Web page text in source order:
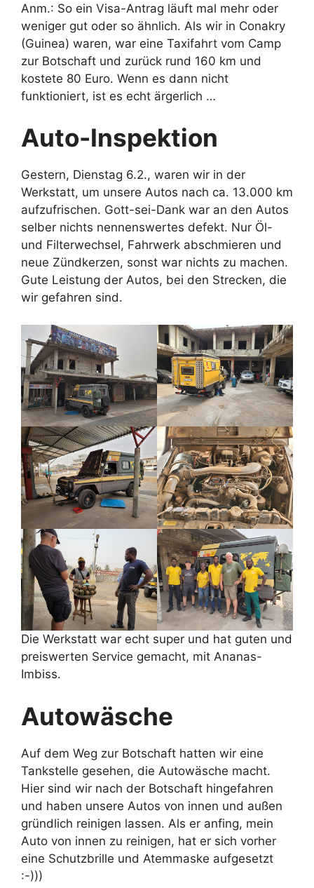
Anm.: So ein Visa-Antrag läuft mal mehr oder
weniger gut oder so ähnlich. Als wir in Conakry
(Guinea) waren, war eine Taxifahrt vom Camp
zur Botschaft und zurück rund 160 km und
kostete 80 Euro. Wenn es dann nicht
funktioniert, ist es echt ärgerlich …
Auto-Inspektion
Gestern, Dienstag 6.2., waren wir in der
Werkstatt, um unsere Autos nach ca. 13.000 km
aufzufrischen. Gott-sei-Dank war an den Autos
selber nichts nennenswertes defekt. Nur Öl-
und Filterwechsel, Fahrwerk abschmieren und
neue Zündkerzen, sonst war nichts zu machen.
Gute Leistung der Autos, bei den Strecken, die
wir gefahren sind.
Die Werkstatt war echt super und hat guten und
preiswerten Service gemacht, mit Ananas-
Imbiss.
Autowäsche
Auf dem Weg zur Botschaft hatten wir eine
Tankstelle gesehen, die Autowäsche macht.
Hier sind wir nach der Botschaft hingefahren
und haben unsere Autos von innen und außen
gründlich reinigen lassen. Als er anfing, mein
Auto von innen zu reinigen, hat er sich vorher
eine Schutzbrille und Atemmaske aufgesetzt
:-)))